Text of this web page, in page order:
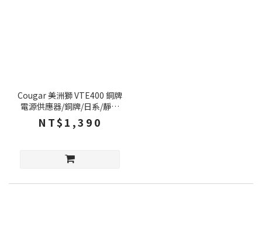
Cougar 美洲獅 VTE400 銅牌
電源供應器/銅牌/日系/靜音
120mm風扇/電源安全保護
設計/主動式功率因素校正/5
NT$1,390